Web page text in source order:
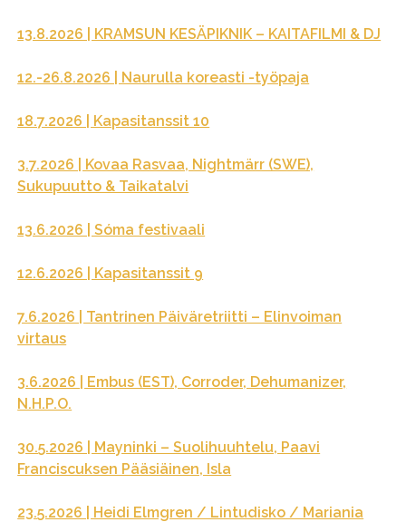
13.8.2026 | KRAMSUN KESÄPIKNIK – KAITAFILMI & DJ
12.-26.8.2026 | Naurulla koreasti -työpaja
18.7.2026 | Kapasitanssit 10
3.7.2026 | Kovaa Rasvaa, Nightmärr (SWE),
Sukupuutto & Taikatalvi
13.6.2026 | Sóma festivaali
12.6.2026 | Kapasitanssit 9
7.6.2026 | Tantrinen Päiväretriitti – Elinvoiman
virtaus
3.6.2026 | Embus (EST), Corroder, Dehumanizer,
N.H.P.O.
30.5.2026 | Mayninki – Suolihuuhtelu, Paavi
Franciscuksen Pääsiäinen, Isla
23.5.2026 | Heidi Elmgren / Lintudisko / Mariania